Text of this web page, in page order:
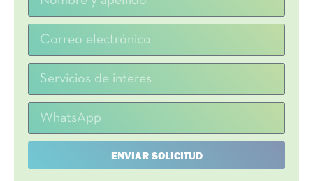
ENVIAR SOLICITUD